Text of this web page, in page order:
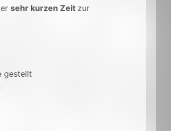
sehr kurzen Zeit zur
gestellt